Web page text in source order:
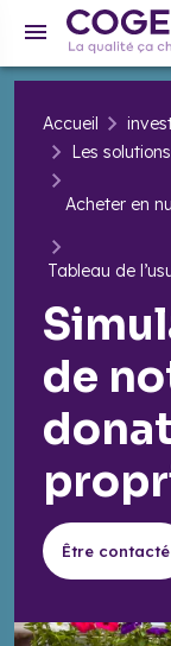
Accueil
Les
Acheter en
Tableau de
de
Être contacté